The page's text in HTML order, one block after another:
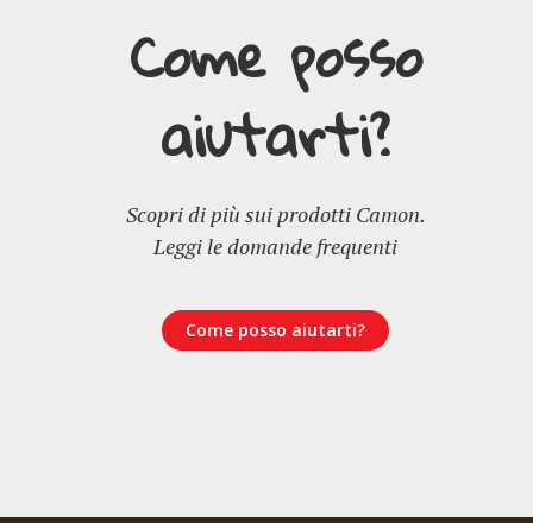
Come posso
aiutarti?
Scopri di più sui prodotti Camon.
Leggi le domande frequenti
Come posso aiutarti?